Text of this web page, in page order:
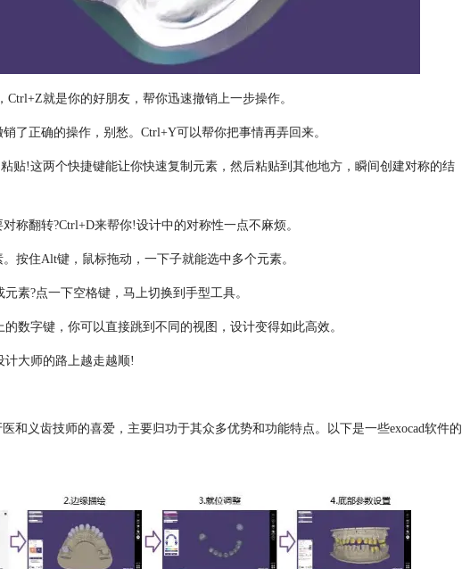
Ctrl+Z就是你的好朋友，帮你迅速撤销上一步操作。
了正确的操作，别愁。Ctrl+Y可以帮你把事情再弄回来。
贴!这两个快捷键能让你快速复制元素，然后粘贴到其他地方，瞬间创建对称的结
称翻转?Ctrl+D来帮你!设计中的对称性一点不麻烦。
按住Alt键，鼠标拖动，一下子就能选中多个元素。
素?点一下空格键，马上切换到手型工具。
数字键，你可以直接跳到不同的视图，设计变得如此高效。
大师的路上越走越顺!
医和义齿技师的喜爱，主要归功于其众多优势和功能特点。以下是一些exocad软件的